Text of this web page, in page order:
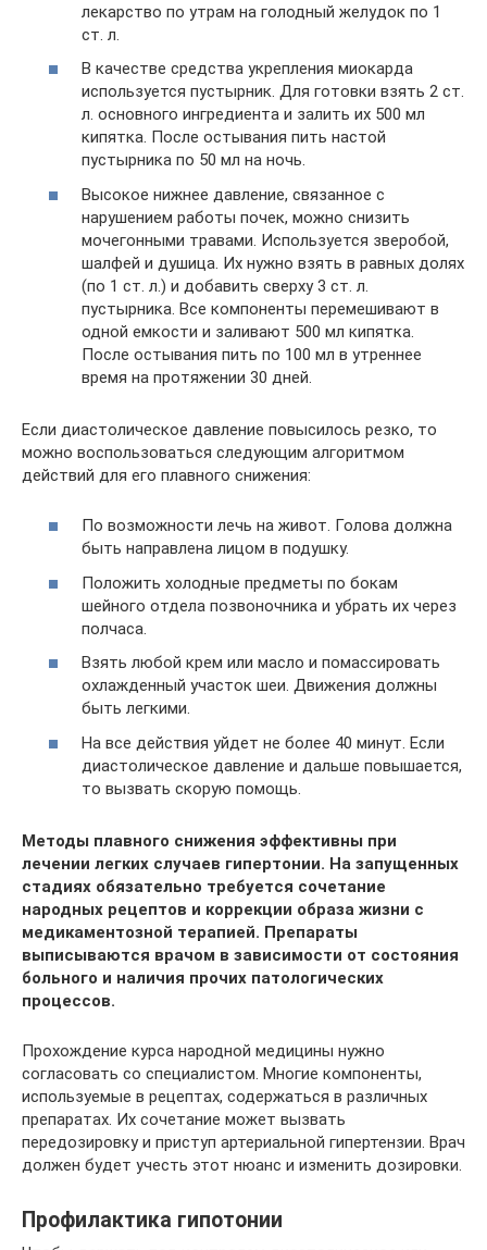
лекарство по утрам на голодный желудок по 1
ст. л.
В качестве средства укрепления миокарда
используется пустырник. Для готовки взять 2 ст.
л. основного ингредиента и залить их 500 мл
кипятка. После остывания пить настой
пустырника по 50 мл на ночь.
Высокое нижнее давление, связанное с
нарушением работы почек, можно снизить
мочегонными травами. Используется зверобой,
шалфей и душица. Их нужно взять в равных долях
(по 1 ст. л.) и добавить сверху 3 ст. л.
пустырника. Все компоненты перемешивают в
одной емкости и заливают 500 мл кипятка.
После остывания пить по 100 мл в утреннее
время на протяжении 30 дней.
Если диастолическое давление повысилось резко, то
можно воспользоваться следующим алгоритмом
действий для его плавного снижения:
По возможности лечь на живот. Голова должна
быть направлена лицом в подушку.
Положить холодные предметы по бокам
шейного отдела позвоночника и убрать их через
полчаса.
Взять любой крем или масло и помассировать
охлажденный участок шеи. Движения должны
быть легкими.
На все действия уйдет не более 40 минут. Если
диастолическое давление и дальше повышается,
то вызвать скорую помощь.
Методы плавного снижения эффективны при
лечении легких случаев гипертонии. На запущенных
стадиях обязательно требуется сочетание
народных рецептов и коррекции образа жизни с
медикаментозной терапией. Препараты
выписываются врачом в зависимости от состояния
больного и наличия прочих патологических
процессов.
Прохождение курса народной медицины нужно
согласовать со специалистом. Многие компоненты,
используемые в рецептах, содержаться в различных
препаратах. Их сочетание может вызвать
передозировку и приступ артериальной гипертензии. Врач
должен будет учесть этот нюанс и изменить дозировки.
Профилактика гипотонии